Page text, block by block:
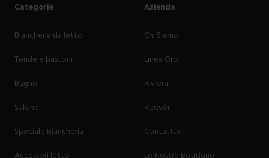
Categorie
Biancheria da letto
Tende e bastoni
Bagno
Salone
Speciale Biancheria
Accessori letto
Azienda
Chi Siamo
Linea Oro
Riviera
Reevèr
Contattaci
Le Nostre Boutique